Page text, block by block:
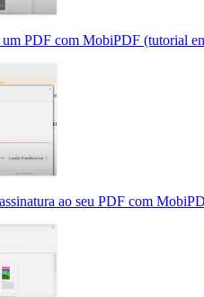
um PDF com MobiPDF (tutorial
ao seu PDF com